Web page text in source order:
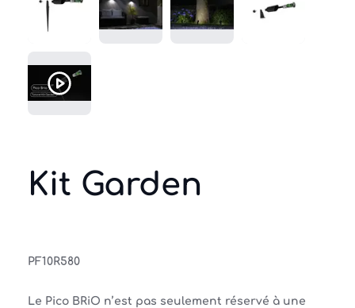
Kit Garden
PF10R580
Le Pico BRiO n’est pas seulement réservé à une